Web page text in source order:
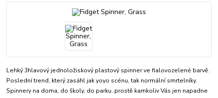
Lehký 3hlavový jednoložiskový plastový spinner ve fialovozelené barvě.
Poslední trend, který zasáhl jak yoyo scénu, tak normální smrtelníky.
Spinnery na doma, do školy, do parku..prostě kamkoliv Vás jen napadne